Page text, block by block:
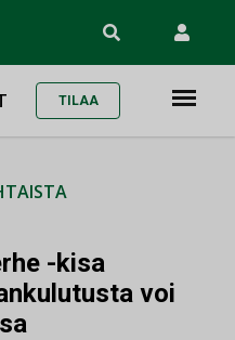
TILAA
-kisa
voi